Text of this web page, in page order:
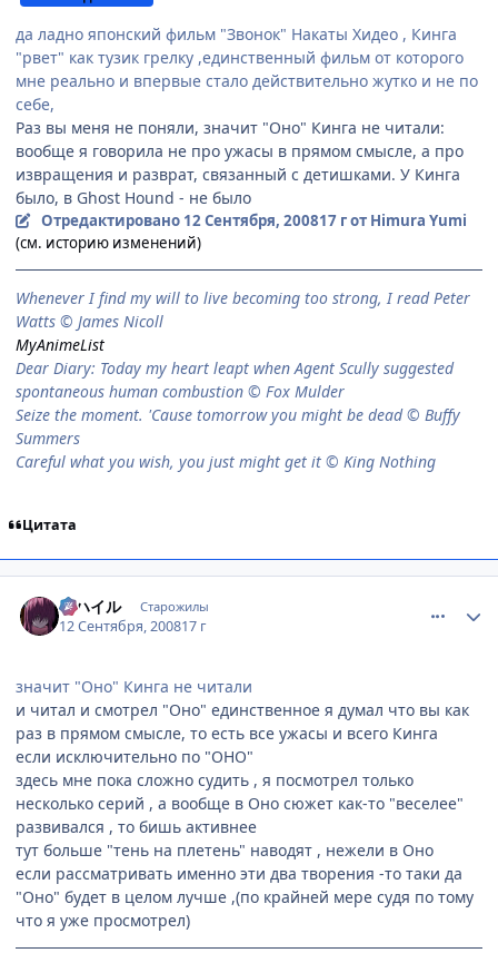
да ладно японский фильм "Звонок" Накаты Хидео , Кинга
"рвет" как тузик грелку ,единственный фильм от которого
мне реально и впервые стало действительно жутко и не по
себе,
Раз вы меня не поняли, значит "Оно" Кинга не читали:
вообще я говорила не про ужасы в прямом смысле, а про
извращения и разврат, связанный с детишками. У Кинга
было, в Ghost Hound - не было
Отредактировано 12 Сентября, 200817 гот Himura Yumi
(см. историю изменений)
When­ever I find my will to live be­com­ing too strong, I read Peter
Watts © James Nicoll
MyAnimeList
Dear Diary: Today my heart leapt when Agent Scully suggested
spontaneous human combustion © Fox Mulder
Seize the moment. 'Cause tomorrow you might be dead © Buffy
Summers
Careful what you wish, you just might get it © King Nothing
Цитата
ミハイル Старожилы
12 Сентября, 200817 г
значит "Оно" Кинга не читали
и читал и смотрел "Оно" единственное я думал что вы как
раз в прямом смысле, то есть все ужасы и всего Кинга
если исключительно по "ОНО"
здесь мне пока сложно судить , я посмотрел только
несколько серий , а вообще в Оно сюжет как-то "веселее"
развивался , то бишь активнее
тут больше "тень на плетень" наводят , нежели в Оно
если рассматривать именно эти два творения -то таки да
"Оно" будет в целом лучше ,(по крайней мере судя по тому
что я уже просмотрел)